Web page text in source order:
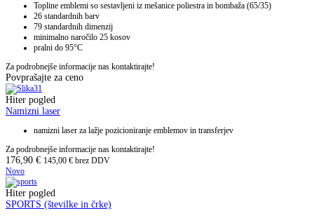
Topline emblemi so sestavljeni iz mešanice poliestra in bombaža (65/35)
26 standardnih barv
79 standardnih dimenzij
minimalno naročilo 25 kosov
pralni do 95°C
Za podrobnejše informacije nas kontaktirajte!
Povprašajte za ceno
Hiter pogled
Namizni laser
namizni laser za lažje pozicioniranje emblemov in transferjev
Za podrobnejše informacije nas kontaktirajte!
176,90 € 145,00 € brez DDV
Novo
Hiter pogled
SPORTS (številke in črke)